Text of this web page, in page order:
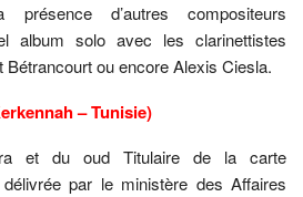
d’autres compositeurs
album solo avec les clarinettistes
Bétrancourt ou encore Alexis Ciesla.
– Tunisie)
et du oud Titulaire de la carte
délivrée par le ministère des Affaires